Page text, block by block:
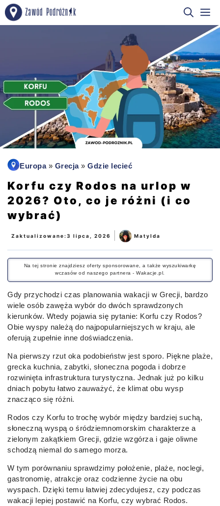
Przejdź
do
Europa» Grecja» Gdzie lecieć
Korfu czy Rodos na urlop w
2026? Oto, co je różni (i co
wybrać)
Zaktualizowane:3 lipca, 2026 Matylda
Na tej stronie znajdziesz oferty sponsorowane, a także wyszukiwarkę
wczasów od naszego partnera - Wakacje.pl.
Gdy przychodzi czas planowania wakacji w Grecji, bardzo
wiele osób zawęża wybór do dwóch sprawdzonych
kierunków. Wtedy pojawia się pytanie: Korfu czy Rodos?
Obie wyspy należą do najpopularniejszych w kraju, ale
oferują zupełnie inne doświadczenia.
Na pierwszy rzut oka podobieństw jest sporo. Piękne plaże,
grecka kuchnia, zabytki, słoneczna pogoda i dobrze
rozwinięta infrastruktura turystyczna. Jednak już po kilku
dniach pobytu łatwo zauważyć, że klimat obu wysp
znacząco się różni.
Rodos czy Korfu to trochę wybór między bardziej suchą,
słoneczną wyspą o śródziemnomorskim charakterze a
zielonym zakątkiem Grecji, gdzie wzgórza i gaje oliwne
schodzą niemal do samego morza.
W tym porównaniu sprawdzimy położenie, plaże, noclegi,
gastronomię, atrakcje oraz codzienne życie na obu
wyspach. Dzięki temu łatwiej zdecydujesz, czy podczas
wakacji lepiej postawić na Korfu, czy wybrać Rodos.